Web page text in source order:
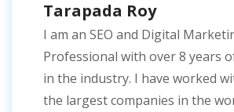
Tarapada Roy
I am an SEO and Digital
Professional with over 8 years
in the industry. I have worked
the largest companies in the